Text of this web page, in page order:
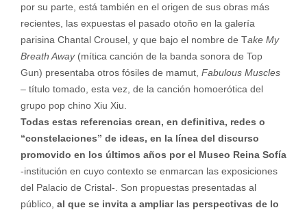
por su parte, está también en el origen de sus obras más
recientes, las expuestas el pasado otoño en la galería
parisina Chantal Crousel, y que bajo el nombre de Take My
Breath Away(mítica canción de la banda sonora de Top
Gun) presentaba otros fósiles de mamut, Fabulous Muscles
– título tomado, esta vez, de la canción homoerótica del
grupo pop chino Xiu Xiu.
Todas estas referencias crean, en definitiva, redes o
“constelaciones” de ideas, en la línea del discurso
promovido en los últimos años por el Museo Reina Sofía
-institución en cuyo contexto se enmarcan las exposiciones
del Palacio de Cristal-. Son propuestas presentadas al
público, al que se invita a ampliar las perspectivas de lo